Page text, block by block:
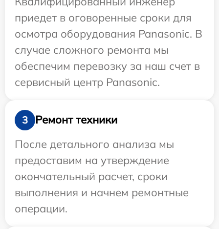
приедет в оговоренные сроки для
осмотра оборудования Panasonic. В
случае сложного ремонта мы
обеспечим перевозку за наш счет в
сервисный центр Panasonic.
3
Ремонт техники
После детального анализа мы
предоставим на утверждение
окончательный расчет, сроки
выполнения и начнем ремонтные
операции.